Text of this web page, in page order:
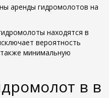
аренды гидромолотов на
находятся в
вероятность
минимальную
в в